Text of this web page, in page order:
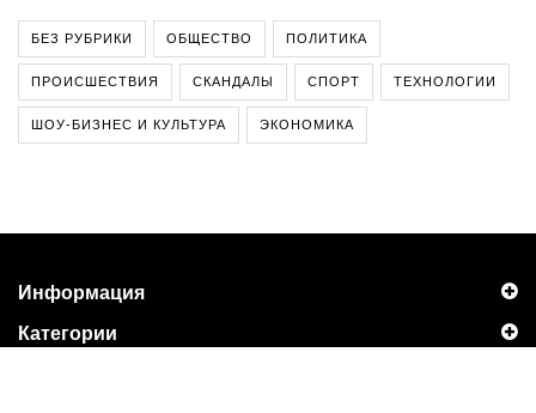
БЕЗ РУБРИКИ ОБЩЕСТВО ПОЛИТИКА
ПРОИСШЕСТВИЯ СКАНДАЛЫ СПОРТ ТЕХНОЛОГИИ
ШОУ-БИЗНЕС И КУЛЬТУРА ЭКОНОМИКА
Информация
Категории